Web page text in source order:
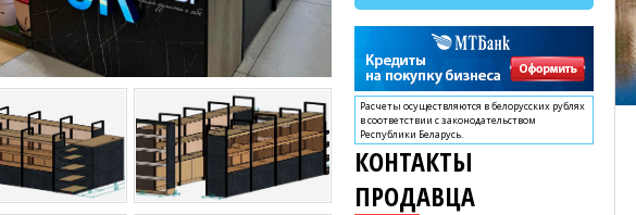
Расчеты осуществляются в белорусских рублях
в соответствии с законодательством
Республики Беларусь.
КОНТАКТЫ
ПРОДАВЦА